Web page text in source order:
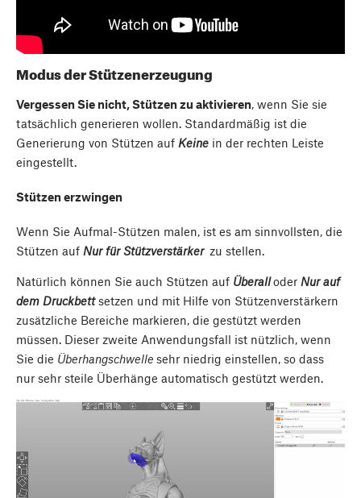
Modus der Stützenerzeugung
Vergessen Sie nicht, Stützen zu aktivieren, wenn Sie sie
tatsächlich generieren wollen. Standardmäßig ist die
Generierung von Stützen auf Keine in der rechten Leiste
eingestellt.
Stützen erzwingen
Wenn Sie Aufmal-Stützen malen, ist es am sinnvollsten, die
Stützen auf Nur für Stützverstärker zu stellen.
Natürlich können Sie auch Stützen auf Überalloder Nur auf
dem Druckbettsetzen und mit Hilfe von Stützenverstärkern
zusätzliche Bereiche markieren, die gestützt werden
müssen. Dieser zweite Anwendungsfall ist nützlich, wenn
Sie die Überhangschwelle sehr niedrig einstellen, so dass
nur sehr steile Überhänge automatisch gestützt werden.